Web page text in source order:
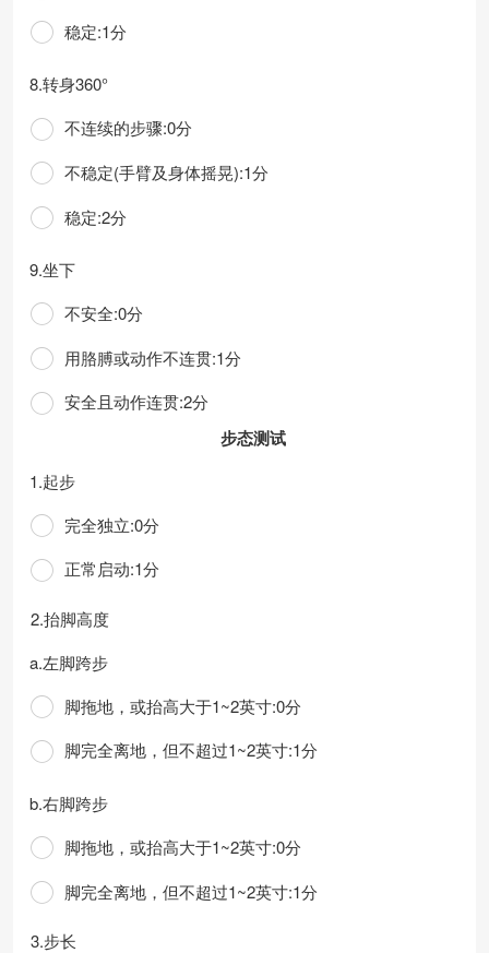
稳定:1分
8.转身360°
不连续的步骤:0分
不稳定(手臂及身体摇晃):1分
稳定:2分
9.坐下
不安全:0分
用胳膊或动作不连贯:1分
安全且动作连贯:2分
步态测试
1.起步
完全独立:0分
正常启动:1分
2.抬脚高度
a.左脚跨步
脚拖地，或抬高大于1~2英寸:0分
脚完全离地，但不超过1~2英寸:1分
b.右脚跨步
脚拖地，或抬高大于1~2英寸:0分
脚完全离地，但不超过1~2英寸:1分
3.步长